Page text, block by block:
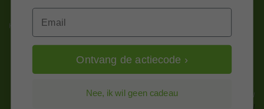
Kitcentrum is trots op:
Alle prijzen zijn in EURO en excl. 21% BTW
Email
Ontvang de actiecode ›
Nee, ik wil geen cadeau